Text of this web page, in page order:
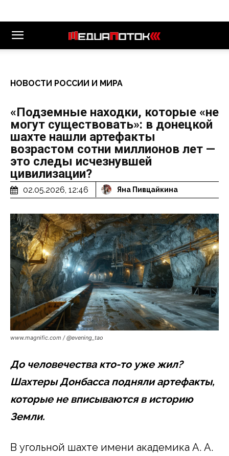
НОВОСТИ РОССИИ И МИРА
«Подземные находки, которые «не
могут существовать»: в донецкой
шахте нашли артефакты
возрастом сотни миллионов лет —
это следы исчезнувшей
цивилизации?
02.05.2026, 12:46 Яна Пивцайкина
www.magnific.com / @evening_tao
До человечества кто-то уже жил?
Шахтеры Донбасса подняли артефакты,
которые не вписываются в историю
Земли.
В угольной шахте имени академика А. А.